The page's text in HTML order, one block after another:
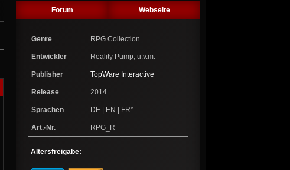
Forum Webseite
Genre RPG Collection
Entwickler Reality Pump, u.v.m.
Publisher TopWare Interactive
Release 2014
Sprachen DE | EN | FR*
Art.-Nr. RPG_R
Altersfreigabe: